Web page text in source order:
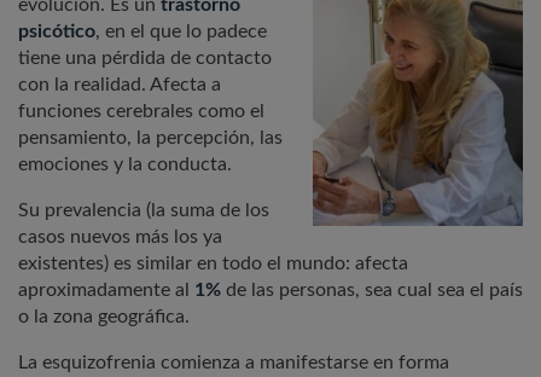
evolución. Es un trastorno
psicótico, en el que lo padece
tiene una pérdida de contacto
con la realidad. Afecta a
funciones cerebrales como el
pensamiento, la percepción, las
emociones y la conducta.
Su prevalencia (la suma de los
casos nuevos más los ya
existentes) es similar en todo el mundo: afecta
aproximadamente al 1% de las personas, sea cual sea el país
o la zona geográfica.
La esquizofrenia comienza a manifestarse en forma